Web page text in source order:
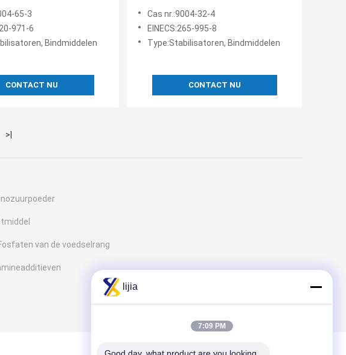
van PH6.3 in
65-3
971-6
Bindmiddelen
CONTACT NU
Bindmiddelen6000mpa.s CMC
Natrium Carboxymethyl Cellulose
Cas nr.:9004-32-4
EINECS:265-995-8
Type:Stabilisatoren, Bindmiddelen
CONTACT NU
>|
van de voedselrang
lijia
7:09 PM